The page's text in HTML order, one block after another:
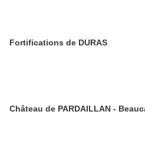
Fortifications de DURAS
Château de PARDAILLAN -